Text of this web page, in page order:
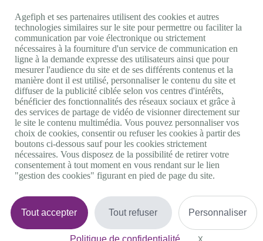
Nos autres sites
Site portail Agefiph
Activateur de progrès
Handinnov
Innovation et recherche
Université du RRH
Service AppuiPro
Nous suivre
Youtube
Linkedin
Facebook
Twitter
0 800 11 10 09Services & appel gratuitsDe 9h à 18h.
Nous contacter
Plateforme de mise en contact LSF
Agefiph et ses partenaires utilisent des cookies et autres
technologies similaires sur le site pour permettre ou faciliter la
communication par voie électronique ou strictement
nécessaires à la fourniture d'un service de communication en
ligne à la demande expresse des utilisateurs ainsi que pour
mesurer l'audience du site et de ses différents contenus et la
manière dont il est utilisé, personnaliser le contenu du site et
diffuser de la publicité ciblée selon vos centres d'intérêts,
bénéficier des fonctionnalités des réseaux sociaux et grâce à
des services de partage de vidéo de visionner directement sur
le site le contenu multimédia. Vous pouvez personnaliser vos
choix de cookies, consentir ou refuser les cookies à partir des
boutons ci-dessous sauf pour les cookies strictement
nécessaires. Vous disposez de la possibilité de retirer votre
consentement à tout moment en vous rendant sur le lien
"gestion des cookies" figurant en pied de page du site.
Tout accepter Tout refuser Personnaliser
Politique de confidentialité